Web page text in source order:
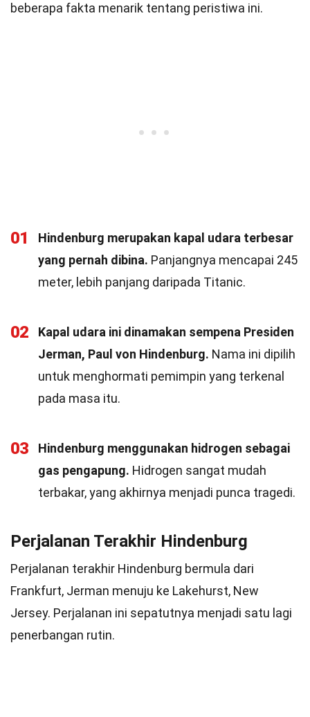
beberapa fakta menarik tentang peristiwa ini.
01
Hindenburg merupakan kapal udara terbesar
yang pernah dibina. Panjangnya mencapai 245
meter, lebih panjang daripada Titanic.
02
Kapal udara ini dinamakan sempena Presiden
Jerman, Paul von Hindenburg. Nama ini dipilih
untuk menghormati pemimpin yang terkenal
pada masa itu.
03
Hindenburg menggunakan hidrogen sebagai
gas pengapung. Hidrogen sangat mudah
terbakar, yang akhirnya menjadi punca tragedi.
Perjalanan Terakhir Hindenburg
Perjalanan terakhir Hindenburg bermula dari
Frankfurt, Jerman menuju ke Lakehurst, New
Jersey. Perjalanan ini sepatutnya menjadi satu lagi
penerbangan rutin.